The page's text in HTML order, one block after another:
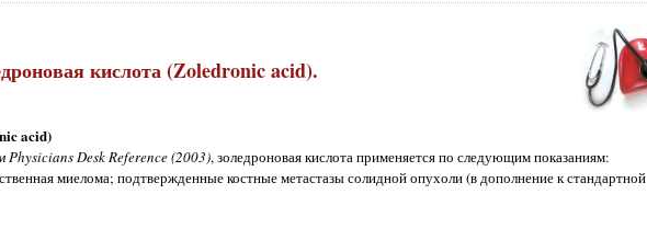
кислота (Zoledronic acid).
acid)
Desk Reference (2003), золедроновая кислота применяется по следующим показаниям:
миелома; подтвержденные костные метастазы солидной опухоли (в дополнение к стандартной